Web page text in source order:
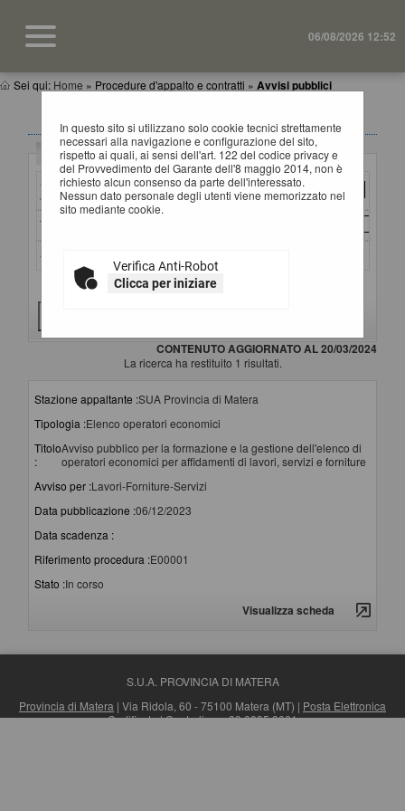
06/08/2026 12:52
Sei qui: Home » Procedure d'appalto e contratti » Avvisi pubblici
In questo sito si utilizzano solo cookie tecnici strettamente
necessari alla navigazione e configurazione del sito,
rispetto ai quali, ai sensi dell'art. 122 del codice privacy e
del Provvedimento del Garante dell'8 maggio 2014, non è
richiesto alcun consenso da parte dell'interessato.
Nessun dato personale degli utenti viene memorizzato nel
sito mediante cookie.
Verifica Anti-Robot
Clicca per iniziare
AVVISI DI GARA
Criteri di ricerca
Stazione
appaltante :
Titolo :
Stato :
Criteri di ricerca avanzati
CONTENUTO AGGIORNATO AL 20/03/2024
La ricerca ha restituito 1 risultati.
Stazione appaltante :SUA Provincia di Matera
Tipologia :Elenco operatori economici
Titolo
:
Avviso pubblico per la formazione e la gestione dell'elenco di
operatori economici per affidamenti di lavori, servizi e forniture
Avviso per :Lavori-Forniture-Servizi
Data pubblicazione :06/12/2023
Data scadenza :
Riferimento procedura :E00001
Stato :In corso
Visualizza scheda
S.U.A. PROVINCIA DI MATERA
Provincia di Matera | Via Ridola, 60 - 75100 Matera (MT) | Posta Elettronica
Certificata| Centralino: +39 0835 3061